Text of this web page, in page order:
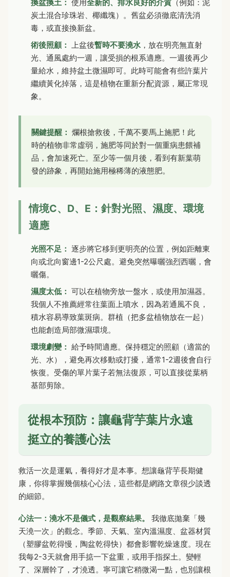
換盆換土： 使用全新的、排水良好的介質 （例如：泥
炭土混合珍珠岩、椰纖塊）。舊盆必須徹底清洗消
毒，或直接換新盆。
術後照顧： 上盆後暫時不要澆水 ，放在明亮無直射
光、通風處約一週，讓受損的根系適應。一週後再少
量給水，維持盆土微濕即可。此時可能會有些許葉片
繼續黃化掉落，這是植物在重新分配資源，屬正常現
象。
關鍵提醒： 爛根搶救後，千萬不要馬上施肥！此
時的植物非常虛弱，施肥等同於對一個重病患餵補
品，會加速死亡。至少等一個月後，看到有新葉萌
發的跡象，再開始施用極稀薄的液態肥。
情境C、D、E：針對光照、濕度、環境
適應
光照不足： 逐步將它移到更明亮的位置，例如距離東
向或北向窗邊1-2公尺處。避免突然曝曬強烈西曬，會
曬傷。
濕度太低： 可以在植物旁放一盤水，或使用加濕器。
我個人不推薦經常往葉面上噴水，因為若通風不良，
積水容易導致葉斑病。群植（把多盆植物放在一起）
也能創造局部微濕環境。
環境劇變： 給予時間適應。保持穩定的照顧（適當的
光、水），避免再次移動或打擾，通常1-2週後會自行
恢復。受傷的單片葉子若無法復原，可以直接從葉柄
基部剪除。
從根本預防：讓龜背芋葉片永遠
挺立的養護心法
救活一次是運氣，養得好才是本事。想讓龜背芋長期健
康，你得掌握幾個核心心法，這些都是網路文章很少談透
的細節。
心法一：澆水不是儀式，是觀察結果。
我徹底拋棄「幾
天澆一次」的觀念。季節、天氣、室內溫濕度、盆器材質
（塑膠盆乾得慢，陶盆乾得快）都會影響乾燥速度。現在
我每2-3天就會用手掂一下盆重，或用手指探土。變輕
了、深層幹了，才澆透。寧可讓它稍微渴一點，也別讓根